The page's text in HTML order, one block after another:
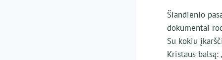
Šiandienio
dokumentai
Su kokiu
Kristaus